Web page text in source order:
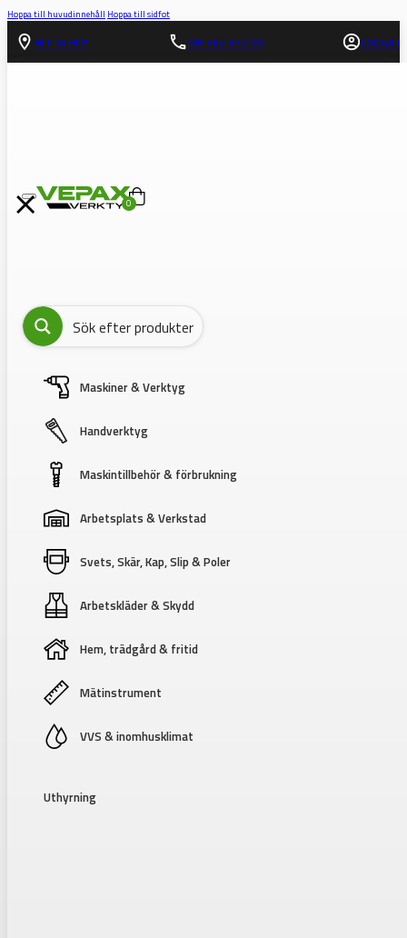
Hoppa till huvudinnehåll Hoppa till sidfot
HITTA HIT! 08-562 372 00 LOGGA IN
0
Maskiner & Verktyg
Handverktyg
Maskintillbehör & förbrukning
Arbetsplats & Verkstad
Svets, Skär, Kap, Slip & Poler
Arbetskläder & Skydd
Hem, trädgård & fritid
Mätinstrument
VVS & inomhusklimat
Uthyrning